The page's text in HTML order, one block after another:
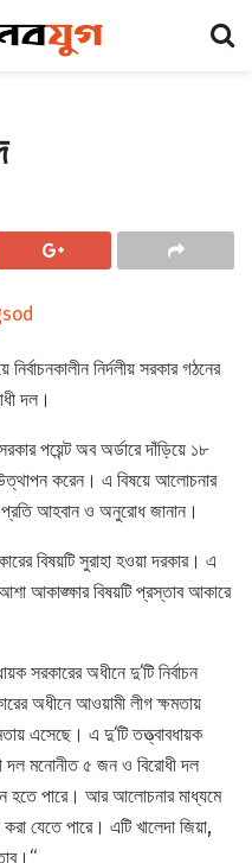
নির্দলীয় সরকার গঠনের
দল।
পয়েন্ট অব অর্ডারে দাঁড়িয়ে ১৮
করেন। এ বিষয়ে আলোচনার
প্রতি আহবান ও অনুরোধ জানান।
বিষয়টি সুরাহা হওয়া দরকার। এ
আকাঙ্ক্ষার বিষয়টি প্রস্তাব আকারে
সরকারের অধীনে দু‘টি নির্বাচন
অধীনে আওয়ামী লীগ ক্ষমতায়
এসেছে। এ দু‘টি তত্ত্বাবধায়ক
দল মনোনীত ৫ জন ও বিরোধী দল
হতে পারে। আর আলোচনার মাধ্যমে
যেতে পারে। এটি খালেদা জিয়া,